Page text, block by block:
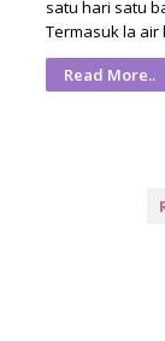
satu hari satu
Termasuk la
Read More..